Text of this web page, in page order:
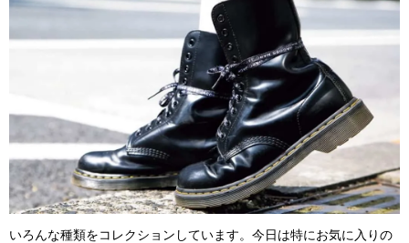
いろんな種類をコレクションしています。今日は特にお気に入りの